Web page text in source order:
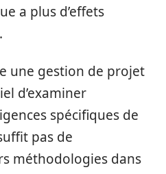
a plus d’effets
une gestion de projet
d’examiner
spécifiques de
pas de
méthodologies dans